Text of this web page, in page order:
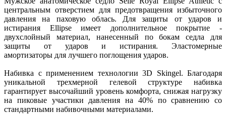
центральным отверстием для предотвращения избыточного
давления на паховую облась. Для защиты от ударов и
истирания Ellipse имеет дополнительное покрытие -
двухслойный материал, нанесенный по бокам седла для
защиты от ударов и истирания. Эластомерные
амортизаторы для лучшего поглощения ударов.
Набивка с применением технологии 3D Skingel. Благодаря
уникальной трехмерной гелевой структуре набивка
гарантирует высочайший уровень комфорта, снижая нагрузку
на пиковые участики давления на 40% по сравнению со
стандартными набивочными материалами.